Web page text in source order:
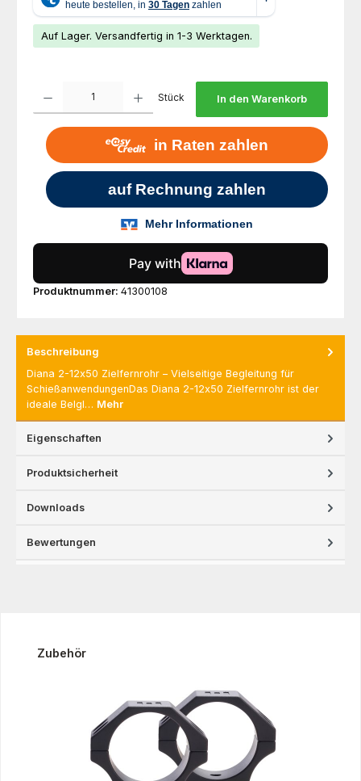
Auf Lager. Versandfertig in 1-3 Werktagen.
Stück In den Warenkorb
Produktnummer: 41300108
Beschreibung
Diana 2-12x50 Zielfernrohr – Vielseitige Begleitung für
SchießanwendungenDas Diana 2-12x50 Zielfernrohr ist der
ideale Belgl… Mehr
Eigenschaften
Produktsicherheit
Downloads
Bewertungen
Produktgalerie überspringen
Zubehör